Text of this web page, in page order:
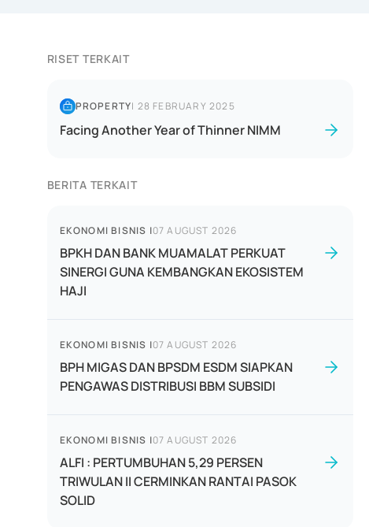
RISET TERKAIT
PROPERTY| 28 FEBRUARY 2025
Facing Another Year of Thinner NIMM
BERITA TERKAIT
EKONOMI BISNIS |07 AUGUST 2026
BPKH DAN BANK MUAMALAT PERKUAT
SINERGI GUNA KEMBANGKAN EKOSISTEM
HAJI
EKONOMI BISNIS |07 AUGUST 2026
BPH MIGAS DAN BPSDM ESDM SIAPKAN
PENGAWAS DISTRIBUSI BBM SUBSIDI
EKONOMI BISNIS |07 AUGUST 2026
ALFI : PERTUMBUHAN 5,29 PERSEN
TRIWULAN II CERMINKAN RANTAI PASOK
SOLID